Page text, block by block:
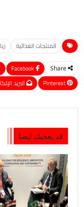
المنتجات الغذائية
Share
Pinterest
البريد
قد يعجبك ايضا